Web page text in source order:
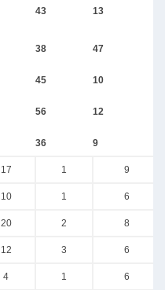
43 13
38 47
45 10
56 12
36 9
17 1
9
10 1
6
20 2
8
12 3
6
4 1
6